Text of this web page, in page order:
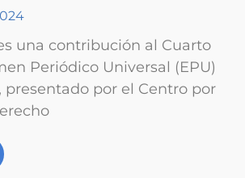
una contribución al Cuarto
Periódico Universal (EPU)
presentado por el Centro por